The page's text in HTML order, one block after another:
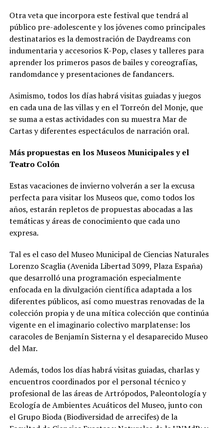
Otra veta que incorpora este festival que tendrá al
público pre-adolescente y los jóvenes como principales
destinatarios es la demostración de Daydreams con
indumentaria y accesorios K-Pop, clases y talleres para
aprender los primeros pasos de bailes y coreografías,
randomdance y presentaciones de fandancers.
Asimismo, todos los días habrá visitas guiadas y juegos
en cada una de las villas y en el Torreón del Monje, que
se suma a estas actividades con su muestra Mar de
Cartas y diferentes espectáculos de narración oral.
Más propuestas en los Museos Municipales y el
Teatro Colón
Estas vacaciones de invierno volverán a ser la excusa
perfecta para visitar los Museos que, como todos los
años, estarán repletos de propuestas abocadas a las
temáticas y áreas de conocimiento que cada uno
expresa.
Tal es el caso del Museo Municipal de Ciencias Naturales
Lorenzo Scaglia (Avenida Libertad 3099, Plaza España)
que desarrolló una programación especialmente
enfocada en la divulgación científica adaptada a los
diferentes públicos, así como muestras renovadas de la
colección propia y de una mítica colección que continúa
vigente en el imaginario colectivo marplatense: los
caracoles de Benjamín Sisterna y el desaparecido Museo
del Mar.
Además, todos los días habrá visitas guiadas, charlas y
encuentros coordinados por el personal técnico y
profesional de las áreas de Artrópodos, Paleontología y
Ecología de Ambientes Acuáticos del Museo, junto con
el Grupo Bioda (Biodiversidad de arrecifes) de la